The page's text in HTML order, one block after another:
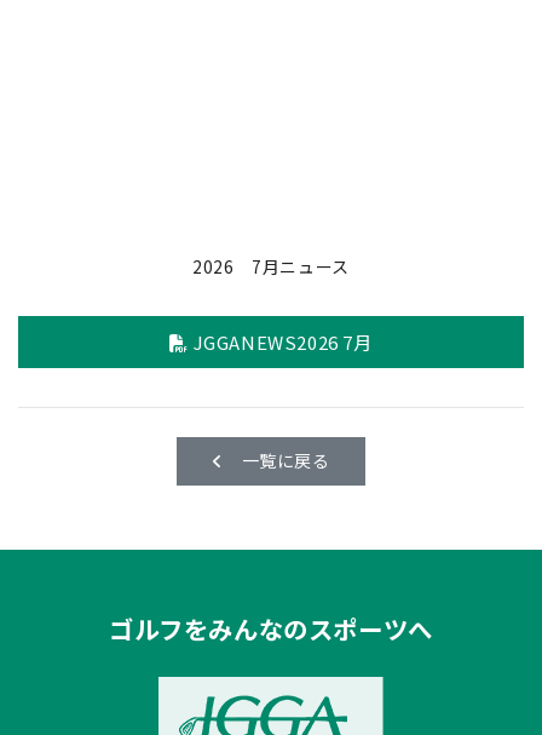
2026 7月ニュース
JGGANEWS2026 7月
一覧に戻る
ゴルフをみんなのスポーツへ